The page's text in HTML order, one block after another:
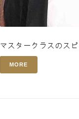
マスタークラスのス
MORE